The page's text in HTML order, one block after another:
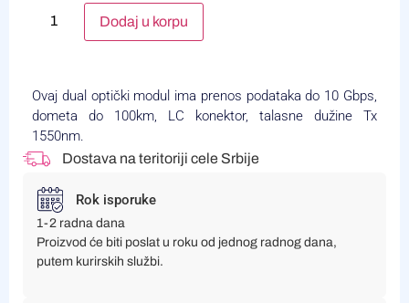
Dodaj u korpu
Ovaj dual optički modul ima prenos podataka do 10 Gbps,
dometa do 100km, LC konektor, talasne dužine Tx
1550nm.
Dostava na teritoriji cele Srbije
Rok isporuke
1-2 radna dana
Proizvod će biti poslat u roku od jednog radnog dana,
putem kurirskih službi.